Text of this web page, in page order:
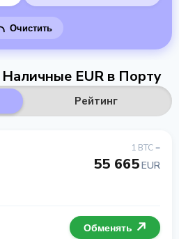
Очистить
EUR в Порту
Рейтинг
1 BTC =
55 665EUR
Обменять